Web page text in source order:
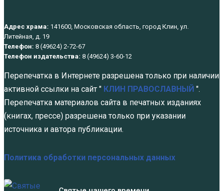
Адрес храма: 141600, Московская область, город Клин, ул.
Литейная, д. 19
Телефон: 8 (49624) 2-72-67
Телефон издательства: 8 (49624) 3-60-12
Перепечатка в Интернете разрешена только при наличии
активной ссылки на сайт " КЛИН ПРАВОСЛАВНЫЙ ".
Перепечатка материалов сайта в печатных изданиях
(книгах, прессе) разрешена только при указании
источника и автора публикации.
Политика обработки персональных данных